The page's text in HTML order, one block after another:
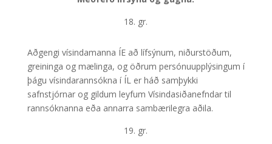
18. gr.
Aðgengi vísindamanna ÍE að lífsýnum, niðurstöðum,
greininga og mælinga, og öðrum persónuupplýsingum í
þágu vísindarannsókna í ÍL er háð samþykki
safnstjórnar og gildum leyfum Vísindasiðanefndar til
rannsóknanna eða annarra sambærilegra aðila.
19. gr.